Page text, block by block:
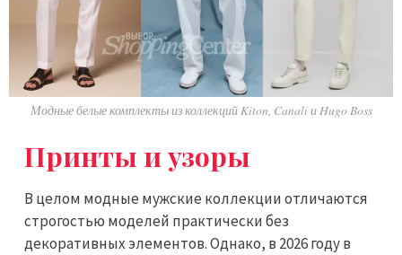
Модные белые комплекты из коллекций Kiton, Canali и Hugo Boss
Принты и узоры
В целом модные мужские коллекции отличаются
строгостью моделей практически без
декоративных элементов. Однако, в 2026 году в